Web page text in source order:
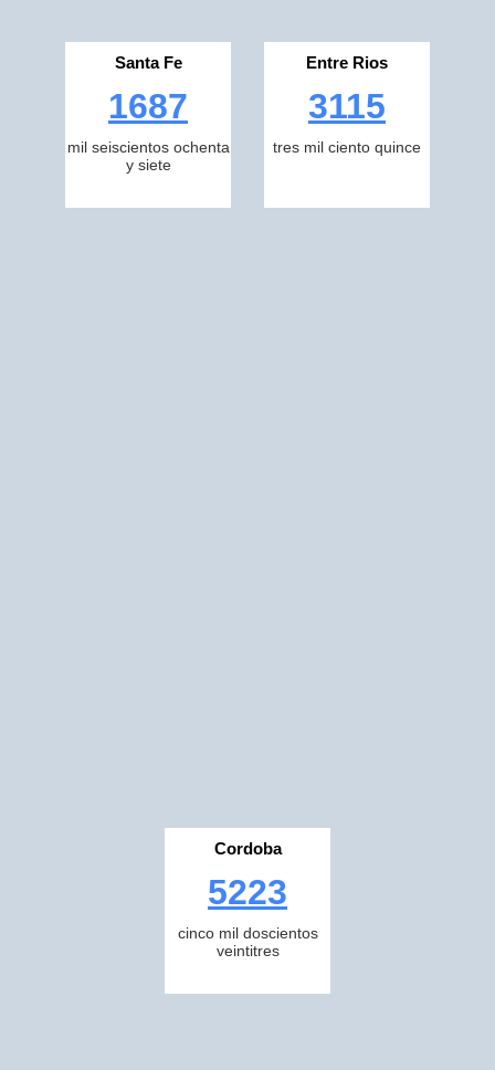
Santa Fe
1687
mil seiscientos ochenta
y siete
Entre Rios
3115
tres mil ciento quince
Cordoba
5223
cinco mil doscientos
veintitres